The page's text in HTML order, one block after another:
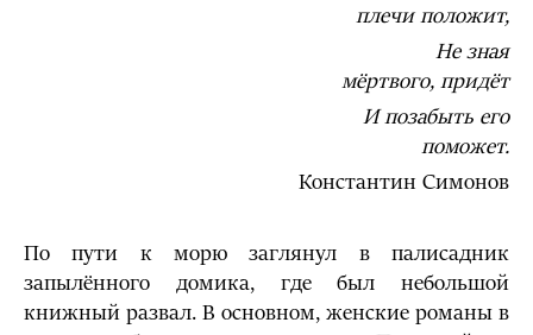
плечи положит,
Не зная
мёртвого, придёт
И позабыть его
поможет.
Константин Симонов
По пути к морю заглянул в палисадник
запылённого домика, где был небольшой
книжный развал. В основном, женские романы в